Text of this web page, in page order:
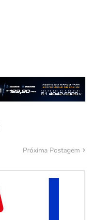
Próxima Postagem